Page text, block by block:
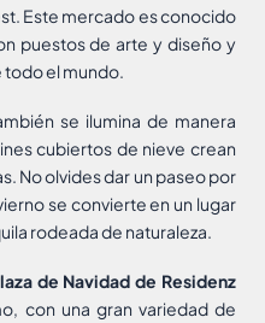
Este mercado es conocido
puestos de arte y diseño y
todo el mundo.
se ilumina de manera
cubiertos de nieve crean
No olvides dar un paseo por
se convierte en un lugar
rodeada de naturaleza.
de Navidad de Residenz
con una gran variedad de